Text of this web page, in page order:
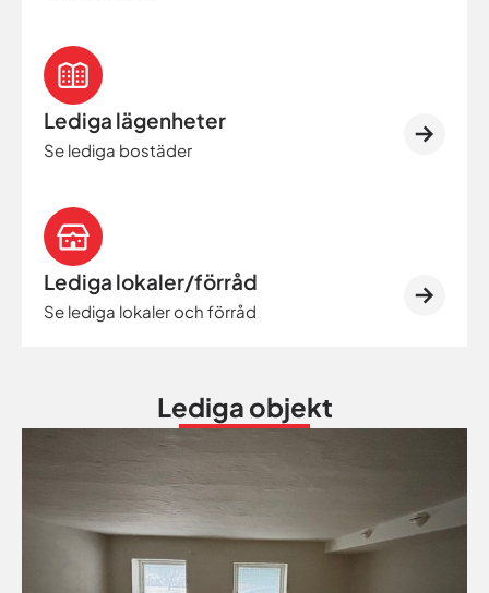
Lediga lägenheter
Se lediga bostäder
Lediga lokaler/förråd
Se lediga lokaler och förråd
Lediga objekt